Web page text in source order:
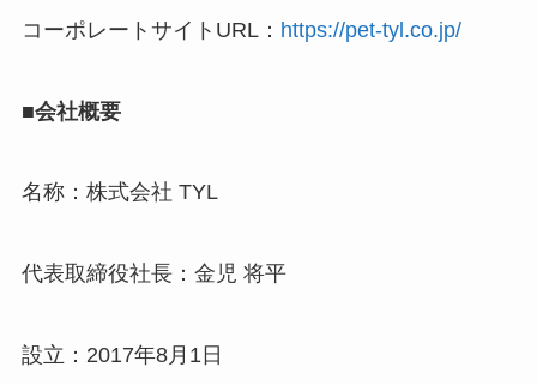
コーポレートサイトURL： https://pet-tyl.co.jp/
■会社概要
名称：株式会社 TYL
代表取締役社長：金児 将平
設立：2017年8月1日